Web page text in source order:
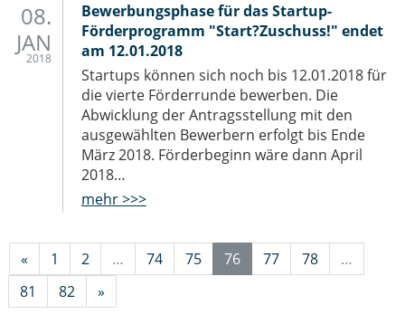
08.
JAN
2018
Bewerbungsphase für das Startup-
Förderprogramm "Start?Zuschuss!" endet
am 12.01.2018
Startups können sich noch bis 12.01.2018 für
die vierte Förderrunde bewerben. Die
Abwicklung der Antragsstellung mit den
ausgewählten Bewerbern erfolgt bis Ende
März 2018. Förderbeginn wäre dann April
2018…
mehr >>>
« 1 2 … 74 75 76 77 78
…
81
82 »